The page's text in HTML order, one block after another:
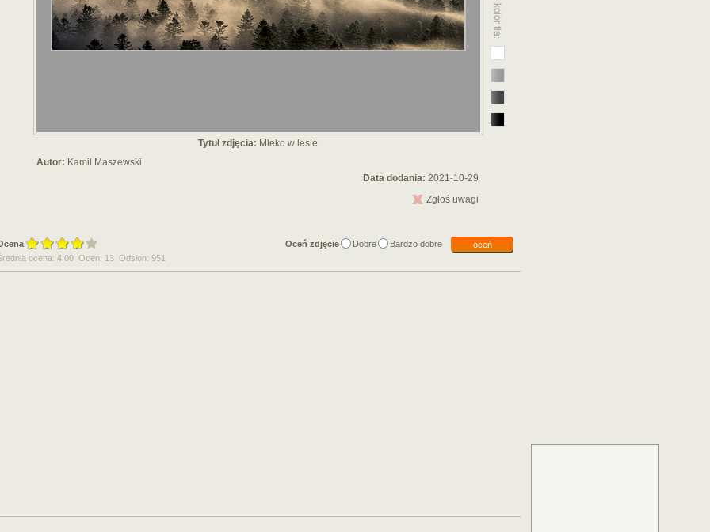
Tytuł zdjęcia: Mleko w lesie
Autor: Kamil Maszewski
Data dodania: 2021-10-29
Zgłoś uwagi
Oceń zdjęcie Dobre Bardzo dobre
oceń
ocena: 4.00 Ocen: 13 Odsłon: 951